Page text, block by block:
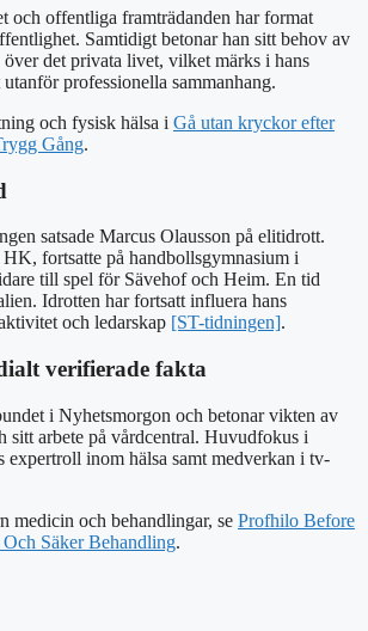
och offentliga framträdanden har format
Samtidigt betonar han sitt behov av
det privata livet, vilket märks i hans
professionella sammanhang.
och fysisk hälsa i Gå utan kryckor efter
Gång.
satsade Marcus Olausson på elitidrott.
fortsatte på handbollsgymnasium i
till spel för Sävehof och Heim. En tid
Idrotten har fortsatt influera hans
och ledarskap [ST-tidningen].
verifierade fakta
i Nyhetsmorgon och betonar vikten av
sitt arbete på vårdcentral. Huvudfokus i
expertroll inom hälsa samt medverkan i tv-
medicin och behandlingar, se Profhilo Before
Säker Behandling.